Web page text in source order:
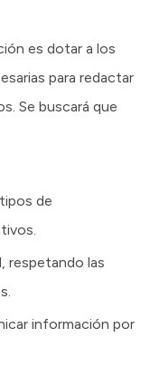
es dotar a los
para redactar
Se buscará que
de
respetando las
información por